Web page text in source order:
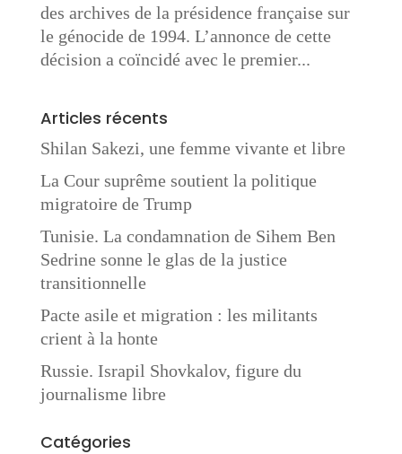
des archives de la présidence française sur
le génocide de 1994. L’annonce de cette
décision a coïncidé avec le premier...
Articles récents
Shilan Sakezi, une femme vivante et libre
La Cour suprême soutient la politique
migratoire de Trump
Tunisie. La condamnation de Sihem Ben
Sedrine sonne le glas de la justice
transitionnelle
Pacte asile et migration : les militants
crient à la honte
Russie. Israpil Shovkalov, figure du
journalisme libre
Catégories